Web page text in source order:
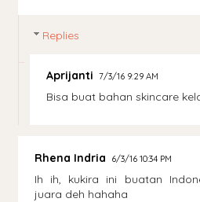
Replies
Aprijanti 7/3/16 9:29 AM
Bisa buat bahan skincare
Rhena Indria 6/3/16 10:34 PM
Ih ih, kukira ini buatan
juara deh hahaha